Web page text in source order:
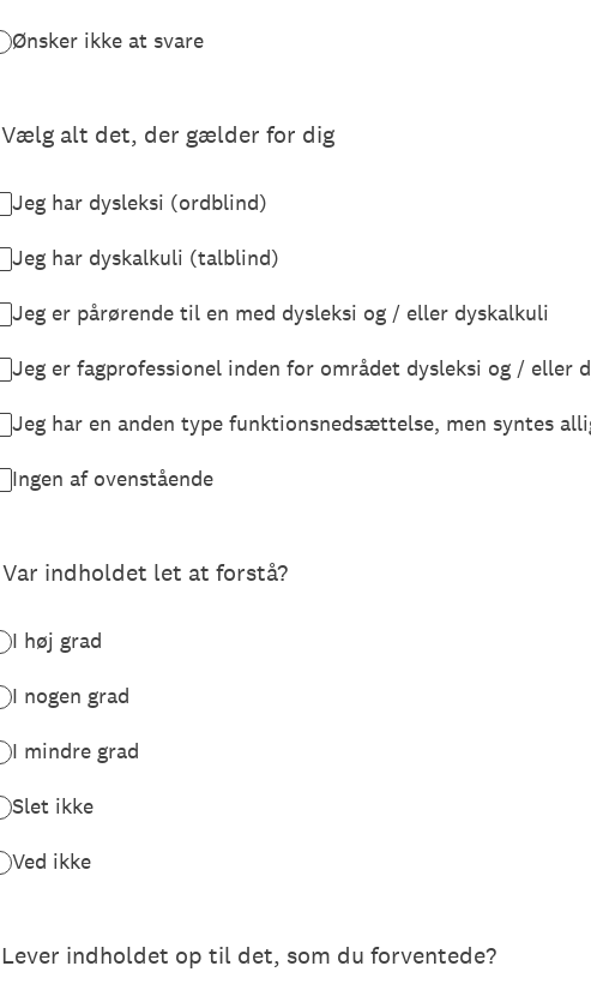
Ønsker ikke at svare
Vælg alt det, der gælder for dig
Jeg har dysleksi (ordblind)
Jeg har dyskalkuli (talblind)
Jeg er pårørende til en med dysleksi og / eller dyskalkuli
Jeg er fagprofessionel inden for området dysleksi og / eller
Jeg har en anden type funktionsnedsættelse, men syntes
Ingen af ovenstående
Var indholdet let at forstå?
I høj grad
I nogen grad
I mindre grad
Slet ikke
Ved ikke
Lever indholdet op til det, som du forventede?